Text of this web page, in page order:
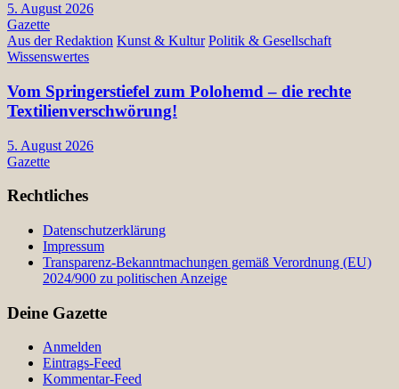
5. August 2026
Gazette
Aus der Redaktion Kunst & Kultur Politik & Gesellschaft
Wissenswertes
Vom Springerstiefel zum Polohemd – die rechte
Textilienverschwörung!
5. August 2026
Gazette
Rechtliches
Datenschutzerklärung
Impressum
Transparenz-Bekanntmachungen gemäß Verordnung (EU)
2024/900 zu politischen Anzeige
Deine Gazette
Anmelden
Eintrags-Feed
Kommentar-Feed